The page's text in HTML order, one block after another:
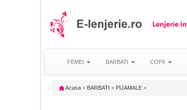
FEMEI BARBATI COPII
Acasa » BARBATI » PIJAMALE »